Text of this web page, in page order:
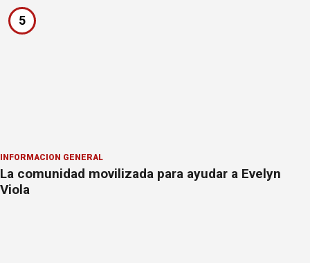
5
INFORMACION GENERAL
La comunidad movilizada para ayudar a Evelyn
Viola